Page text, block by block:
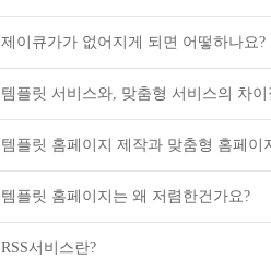
제이큐가가 없어지게 되면 어떻하나요?
템플릿 서비스와, 맞춤형 서비스의 차
템플릿 홈페이지 제작과 맞춤형 홈페이
템플릿 홈페이지는 왜 저렴한건가요?
RSS서비스란?